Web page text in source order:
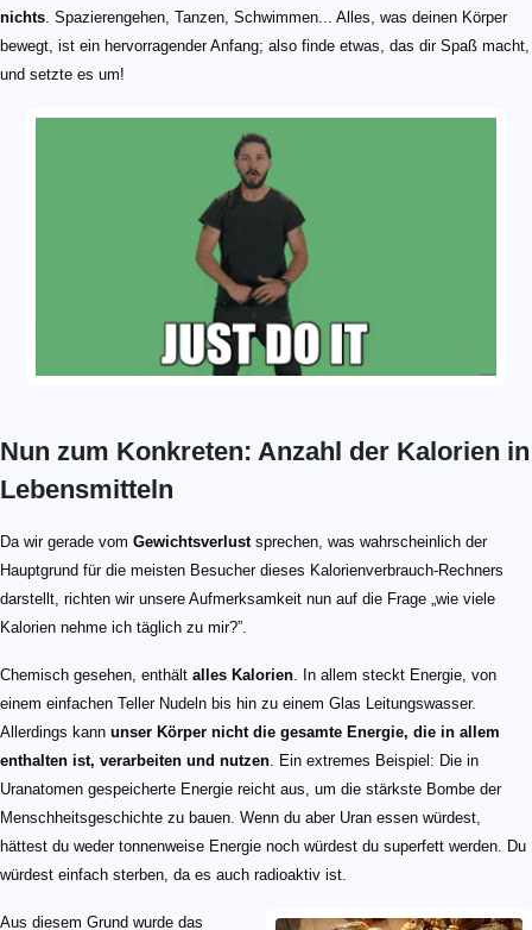
nichts . Spazierengehen, Tanzen, Schwimmen... Alles, was deinen Körper
bewegt, ist ein hervorragender Anfang; also finde etwas, das dir Spaß macht,
und setzte es um!
Nun zum Konkreten: Anzahl der Kalorien in
Lebensmitteln
Da wir gerade vom Gewichtsverlustsprechen, was wahrscheinlich der
Hauptgrund für die meisten Besucher dieses Kalorienverbrauch-Rechners
darstellt, richten wir unsere Aufmerksamkeit nun auf die Frage „wie viele
Kalorien nehme ich täglich zu mir?”.
Chemisch gesehen, enthält alles Kalorien. In allem steckt Energie, von
einem einfachen Teller Nudeln bis hin zu einem Glas Leitungswasser.
Allerdings kann unser Körper nicht die gesamte Energie, die in allem
enthalten ist, verarbeiten und nutzen. Ein extremes Beispiel: Die in
Uranatomen gespeicherte Energie reicht aus, um die stärkste Bombe der
Menschheitsgeschichte zu bauen. Wenn du aber Uran essen würdest,
hättest du weder tonnenweise Energie noch würdest du superfett werden. Du
würdest einfach sterben, da es auch radioaktiv ist.
Aus diesem Grund wurde das